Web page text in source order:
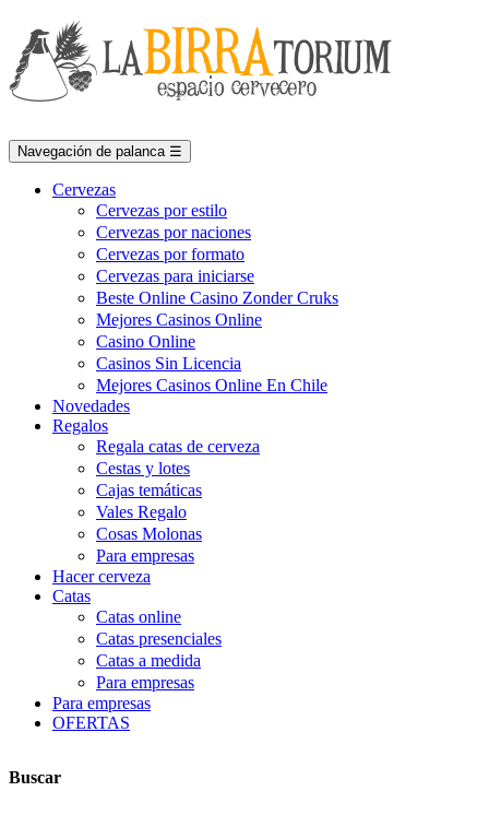
Navegación de palanca ☰
Cervezas
Cervezas por estilo
Cervezas por naciones
Cervezas por formato
Cervezas para iniciarse
Beste Online Casino Zonder Cruks
Mejores Casinos Online
Casino Online
Casinos Sin Licencia
Mejores Casinos Online En Chile
Novedades
Regalos
Regala catas de cerveza
Cestas y lotes
Cajas temáticas
Vales Regalo
Cosas Molonas
Para empresas
Hacer cerveza
Catas
Catas online
Catas presenciales
Catas a medida
Para empresas
Para empresas
OFERTAS
Buscar